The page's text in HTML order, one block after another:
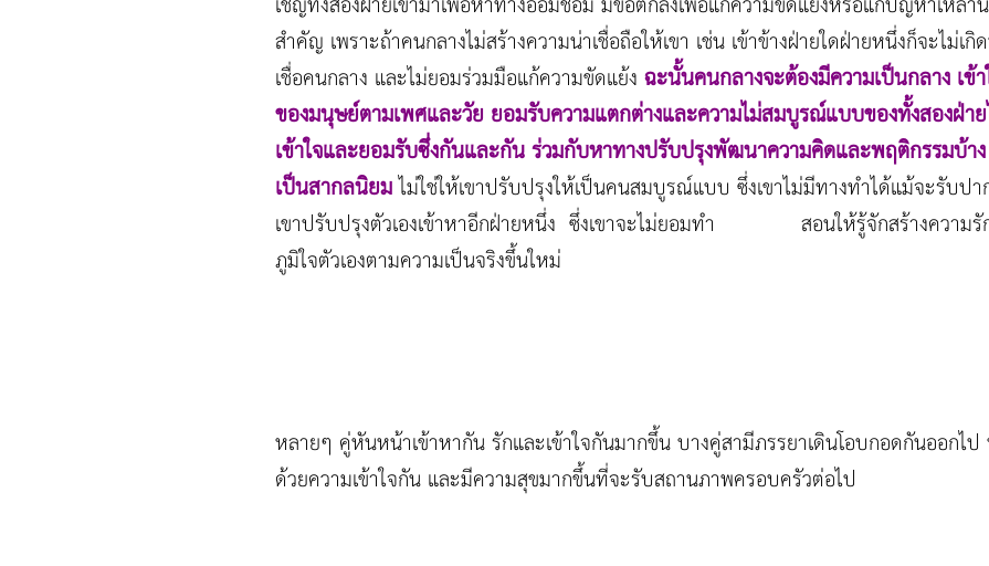
สำคัญ เพราะถ้าคนกลางไม่สร้างความน่าเชื่อถือให้เขา เช่น เข้าข้างฝ่ายใดฝ่ายหนึ่งก็จะไม่เกิ
เชื่อคนกลาง และไม่ยอมร่วมมือแก้ความขัดแย้ง ฉะนั้นคนกลางจะต้องมีความเป็นกลาง เ
ของมนุษย์ตามเพศและวัย ยอมรับความแตกต่างและความไม่สมบูรณ์แบบของทั้งสองฝ่าย
เข้าใจและยอมรับซึ่งกันและกัน ร่วมกับหาทางปรับปรุงพัฒนาความคิดและพฤติกรรมบ้า
เป็นสากลนิยมไม่ใช่ให้เขาปรับปรุงให้เป็นคนสมบูรณ์แบบ ซึ่งเขาไม่มีทางทำได้แม้จะรับป
เขาปรับปรุงตัวเองเข้าหาอีกฝ่ายหนึ่ง ซึ่งเขาจะไม่ยอมทำ สอนให้รู้จักสร้างความรัก
ภูมิใจตัวเองตามความเป็นจริงขึ้นใหม่
หลายๆ คู่หันหน้าเข้าหากัน รักและเข้าใจกันมากขึ้น บางคู่สามีภรรยาเดินโอบกอดกันออกไ
ด้วยความเข้าใจกัน และมีความสุขมากขึ้นที่จะรับสถานภาพครอบครัวต่อไป